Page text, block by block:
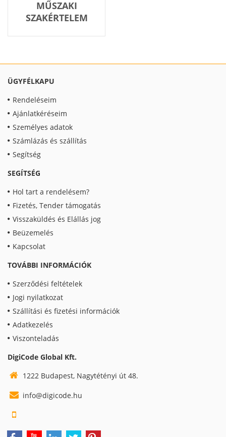
MŰSZAKI
SZAKÉRTELEM
ÜGYFÉLKAPU
Rendeléseim
Ajánlatkéréseim
Személyes adatok
Számlázás és szállítás
Segítség
SEGÍTSÉG
Hol tart a rendelésem?
Fizetés, Tender támogatás
Visszaküldés és Elállás jog
Beüzemelés
Kapcsolat
TOVÁBBI INFORMÁCIÓK
Szerződési feltételek
Jogi nyilatkozat
Szállítási és fizetési információk
Adatkezelés
Viszonteladás
DigiCode Global Kft.
1222 Budapest, Nagytétényi út 48.
info@digicode.hu